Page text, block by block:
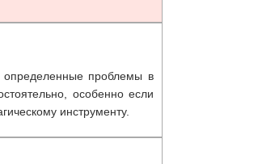
проблемы в
особенно если
инструменту.